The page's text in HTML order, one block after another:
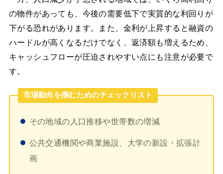
の物件があっても、今後の需要低下で実質的な利回りが
下がる恐れがあります。また、金利が上昇すると融資の
ハードルが高くなるだけでなく、返済額も増えるため、
キャッシュフローが圧迫されやすい点にも注意が必要で
す。
市場動向を掴むためのチェックリスト
その地域の人口推移や世帯数の増減
公共交通機関や商業施設、大学の新設・拡張計
画